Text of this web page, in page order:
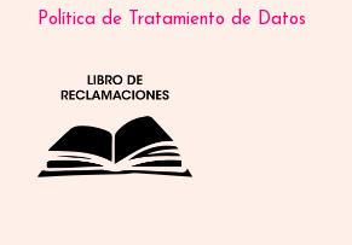
Política de Tratamiento de Datos